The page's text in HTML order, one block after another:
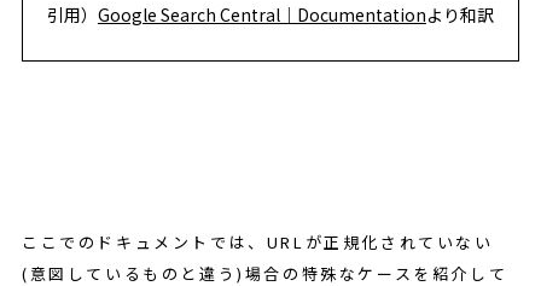
引用） Google Search Central｜Documentationより和訳
ここでのドキュメントでは、URLが正規化されていない
(意図しているものと違う)場合の特殊なケースを紹介して